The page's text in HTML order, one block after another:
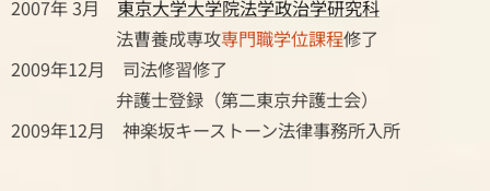
2007年 3月 東京大学大学院法学政治学研究科
法曹養成専攻専門職学位課程修了
2009年12月 司法修習修了
弁護士登録（第二東京弁護士会）
2009年12月 神楽坂キーストーン法律事務所入所